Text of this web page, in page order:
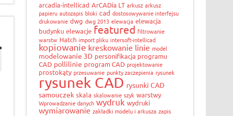
arcadia-intellicad ArCADia LT arkusz arkusz
papieru autozapis bloki cad dostosowywanie interfejsu
drukowanie dwg dwg 2013 elewacja elewacja
budynku elewacje featured filtrowanie
warstw Hatch import pliku intersoft-intellicad
kopiowanie kreskowanie linie model
modelowanie 3D personifikacja programu
CAD pollilinie program CAD projektowanie
prostokąty przesuwanie punkty zaczepienia rysunek
rysunek CAD rysunki CAD
samouczek skala skalowanie szyk warstwy
Wprowadzanie danych wydruk wydruki
wymiarowanie zakładki modelu i arkusza zapis